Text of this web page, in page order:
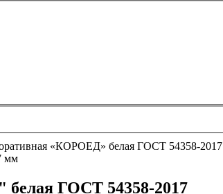
«КОРОЕД» белая ГОСТ 54358-2017
ГОСТ 54358-2017